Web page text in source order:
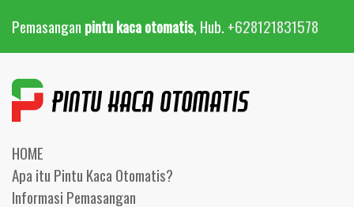
Pemasangan pintu kaca otomatis, Hub. +628121831578
HOME
Apa itu Pintu Kaca Otomatis?
Informasi Pemasangan